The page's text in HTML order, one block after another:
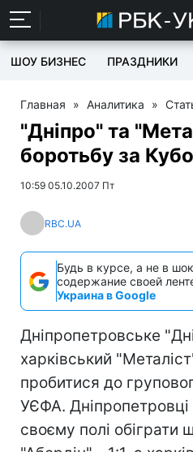
ШОУ БИЗНЕС ПРАЗДНИКИ
Главная » Аналитика »
"Дніпро" та
боротьбу за
10:59 05.10.2007 Пт
RBC.UA
Будь в курсе, а не в
содержание своей
Украина в Google
Дніпропетровське
харківський
пробитися до
УЄФА. Дніпропетровці
своєму полі обіграти